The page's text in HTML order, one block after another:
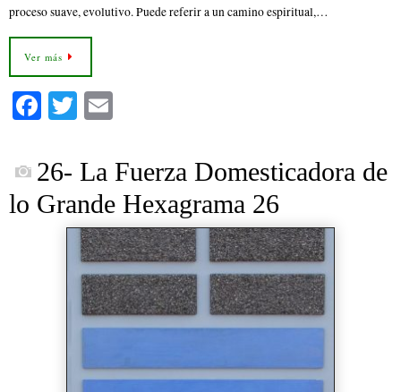
proceso suave, evolutivo. Puede referir a un camino espiritual,…
Ver más
Fa
bo
ok
T
tte
r
ail
26- La Fuerza Domesticadora de
lo Grande Hexagrama 26